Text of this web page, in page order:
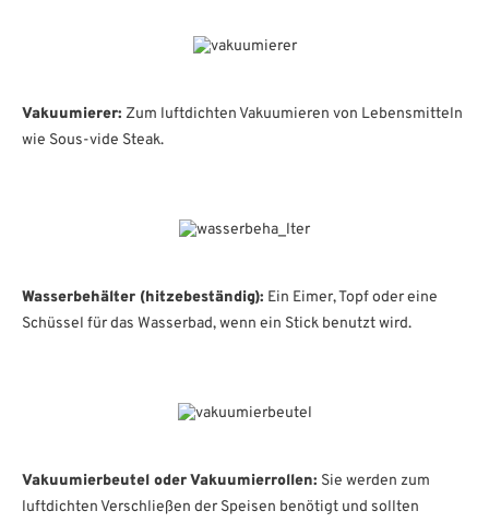
Vakuumierer: Zum luftdichten Vakuumieren von Lebensmitteln
wie Sous-vide Steak.
Wasserbehälter (hitzebeständig): Ein Eimer, Topf oder eine
Schüssel für das Wasserbad, wenn ein Stick benutzt wird.
Vakuumierbeutel oder Vakuumierrollen: Sie werden zum
luftdichten Verschließen der Speisen benötigt und sollten